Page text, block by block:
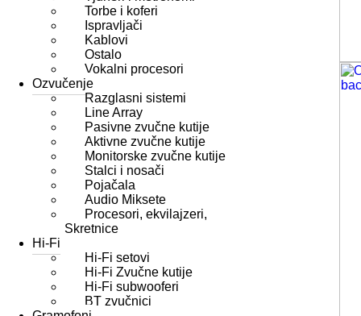
Torbe i koferi
Ispravljači
Kablovi
Ostalo
Vokalni procesori
Ozvučenje
Razglasni sistemi
Line Array
Pasivne zvučne kutije
Aktivne zvučne kutije
Monitorske zvučne kutije
Stalci i nosači
Pojačala
Audio Miksete
Procesori, ekvilajzeri,
Skretnice
Hi-Fi
Hi-Fi setovi
Hi-Fi Zvučne kutije
Hi-Fi subwooferi
BT zvučnici